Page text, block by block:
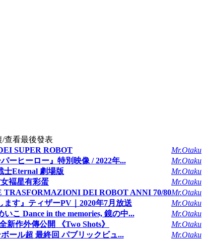
/查看最後發表
SUPER ROBOT Mr.Otaku
ーヒーロー』特別映像 / 2022年... Mr.Otaku
士Eternal 劇場版 Mr.Otaku
褔星有彩蛋 Mr.Otaku
DEI ROBOT ANNI 70/80Mr.Otaku
す』ティザーPV｜2020年7月放送 Mr.Otaku
こ Dance in the memories, 鏡の中... Mr.Otaku
作外傳公開 《Two Shots》 Mr.Otaku
ール超 最終回 パブリックビュ... Mr.Otaku